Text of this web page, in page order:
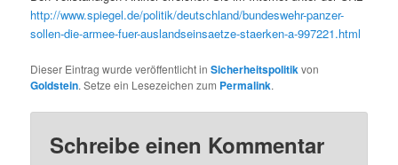
http://www.spiegel.de/politik/deutschland/bundeswehr-panzer-
sollen-die-armee-fuer-auslandseinsaetze-staerken-a-997221.html
Dieser Eintrag wurde veröffentlicht inSicherheitspolitikvon
Goldstein. Setze ein Lesezeichen zum Permalink.
Schreibe einen Kommentar